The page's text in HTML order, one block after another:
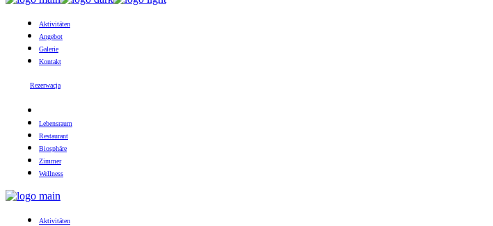
Aktivitäten
Angebot
Galerie
Kontakt
Rezerwacja
Lebensraum
Restaurant
Biosphäre
Zimmer
Wellness
Aktivitäten